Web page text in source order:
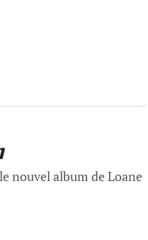
nouvel album de Loane